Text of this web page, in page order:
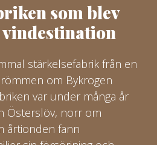
som blev
stärkelsefabrik från en
om Bykrogen
var under många år
Österslöv, norr om
årtionden fann